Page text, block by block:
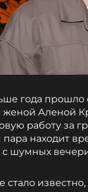
года прошло
женой Аленой
работу за
находит
шумных
стало